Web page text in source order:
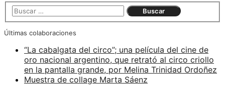
Últimas colaboraciones
“La cabalgata del circo”; una película del cine de
oro nacional argentino, que retrató al circo criollo
en la pantalla grande, por Melina Trinidad Ordoñez
Muestra de collage Marta Sáenz